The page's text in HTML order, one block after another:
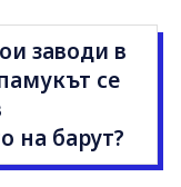
заводи в
се
на барут?